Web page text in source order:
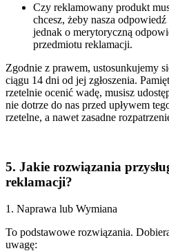
Czy reklamowany produkt
chcesz, żeby nasza
jednak o merytoryczną
przedmiotu reklamacji.
Zgodnie z prawem, ustosunkujemy
ciągu 14 dni od jej zgłoszenia.
rzetelnie ocenić wadę, musisz
nie dotrze do nas przed upływem
rzetelne, a nawet zasadne
5. Jakie rozwiązania
reklamacji?
1. Naprawa lub Wymiana
To podstawowe rozwiązania.
uwagę: